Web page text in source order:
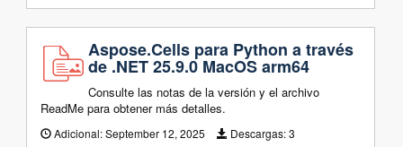
Aspose.Cells para Python a través
de .NET 25.9.0 MacOS arm64
Consulte las notas de la versión y el archivo
ReadMe para obtener más detalles.
Adicional:September 12, 2025 Descargas:3